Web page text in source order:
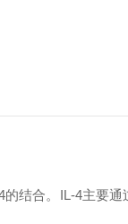
结合。IL-4主要